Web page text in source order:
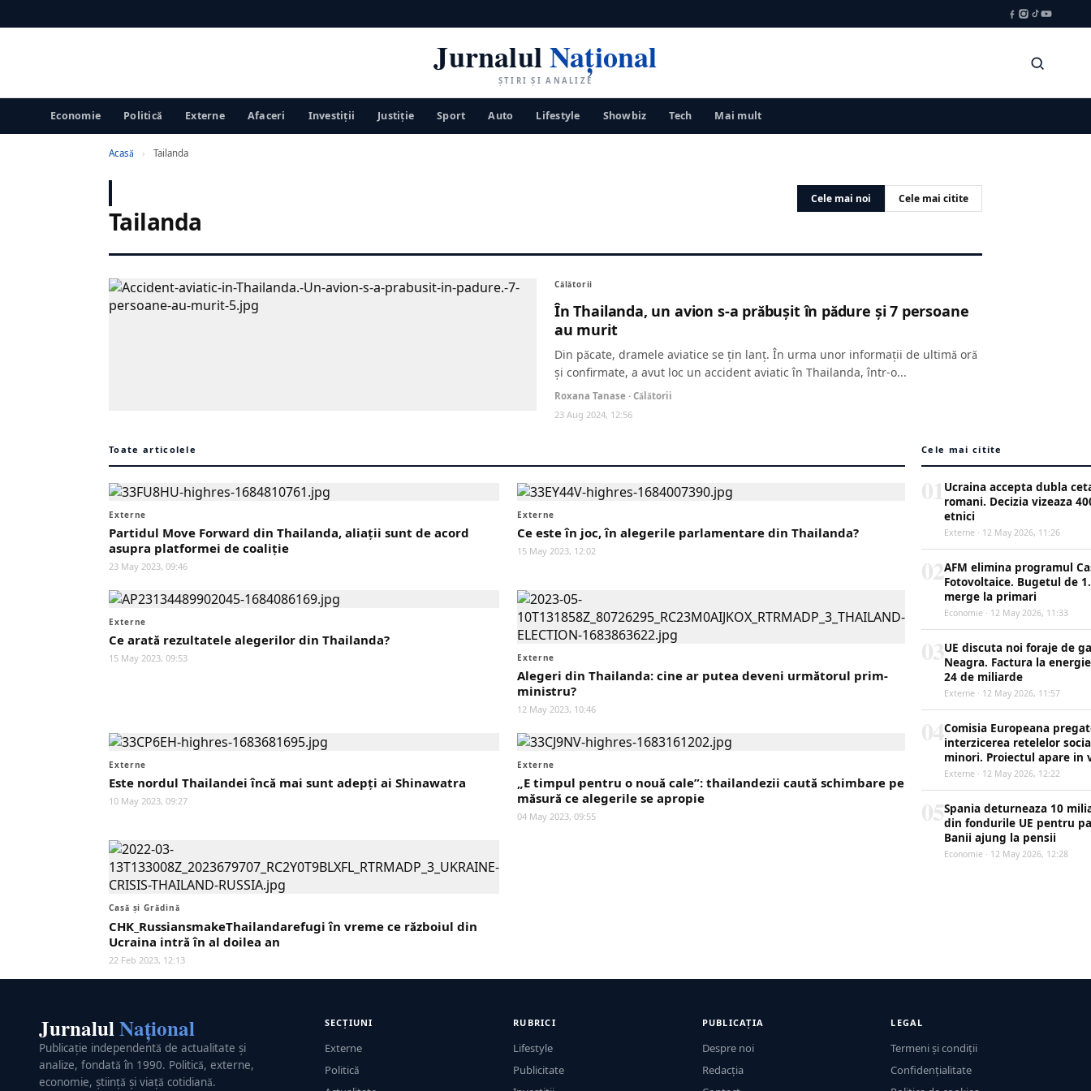
JurnalulNațional
ȘTIRI ȘI ANALIZE
Economie Politică Externe Afaceri Investiții Justiţie Sport Auto Lifestyle Showbiz Tech Mai mult
Acasă › Tailanda
Tailanda
Cele mai noi Cele mai citite
Călătorii
În Thailanda, un avion s-a prăbușit în pădure şi 7 persoane
au murit
Din păcate, dramele aviatice se țin lanț. În urma unor informații de ultimă oră
și confirmate, a avut loc un accident aviatic în Thailanda, într-o...
Roxana Tanase · Călătorii
23 Aug 2024, 12:56
Toate articolele
Externe
Partidul Move Forward din Thailanda, aliații sunt de acord
asupra platformei de coaliție
23 May 2023, 09:46
Externe
Ce este în joc, în alegerile parlamentare din Thailanda?
15 May 2023, 12:02
Externe
Ce arată rezultatele alegerilor din Thailanda?
15 May 2023, 09:53 Externe
Alegeri din Thailanda: cine ar putea deveni următorul prim-
ministru?
12 May 2023, 10:46
Externe
Este nordul Thailandei încă mai sunt adepţi ai Shinawatra
10 May 2023, 09:27
Externe
„E timpul pentru o nouă cale”: thailandezii caută schimbare pe
măsură ce alegerile se apropie
04 May 2023, 09:55
Casă și Grădină
CHK_RussiansmakeThailandarefugi în vreme ce războiul din
Ucraina intră în al doilea an
22 Feb 2023, 12:13
Cele mai citite
Ucraina accepta dubla
romani. Decizia vizeaza
etnici
Externe · 12 May 2026, 11:26
AFM elimina programul
Fotovoltaice. Bugetul de
merge la primari
Economie · 12 May 2026, 11:33
UE discuta noi foraje de
Neagra. Factura la
24 de miliarde
Externe · 12 May 2026, 11:57
Comisia Europeana
interzicerea retelelor
minori. Proiectul apare in
Externe · 12 May 2026, 12:22
Spania deturneaza 10
din fondurile UE pentru
Banii ajung la pensii
Economie · 12 May 2026, 12:28
JurnalulNațional
Publicație independentă de actualitate și
analize, fondată în 1990. Politică, externe,
economie, știință și viață cotidiană.
SECȚIUNI
Externe
Politică
RUBRICI
Lifestyle
Publicitate
PUBLICAȚIA
Despre noi
Redacția
LEGAL
Termeni și condiții
Confidențialitate